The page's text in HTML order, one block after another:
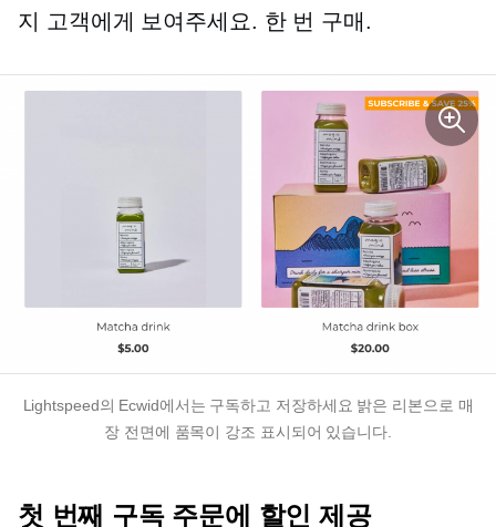
지 고객에게 보여주세요. 한 번 구매.
Lightspeed의 Ecwid에서는 구독하고 저장하세요 밝은 리본으로 매
장 전면에 품목이 강조 표시되어 있습니다.
첫 번째 구독 주문에 할인 제공